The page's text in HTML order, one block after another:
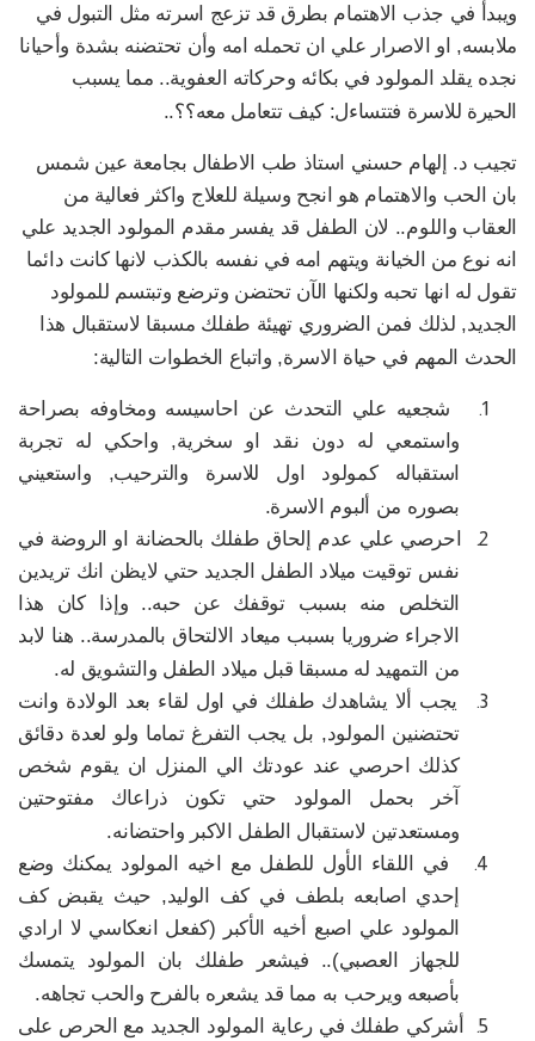
ويبدأ في جذب الاهتمام بطرق قد تزعج اسرته مثل التبول في
ملابسه‏,‏ او الاصرار علي ان تحمله امه وأن تحتضنه بشدة وأحيانا
نجده يقلد المولود في بكائه وحركاته العفوية‏..‏ مما يسبب
الحيرة للاسرة فتتساءل‏:‏ كيف تتعامل معه؟؟‏..‏
تجيب د‏.‏ إلهام حسني استاذ طب الاطفال بجامعة عين شمس
بان الحب والاهتمام هو انجح وسيلة للعلاج واكثر فعالية من
العقاب واللوم‏..‏ لان الطفل قد يفسر مقدم المولود الجديد علي
انه نوع من الخيانة ويتهم امه في نفسه بالكذب لانها كانت دائما
تقول له انها تحبه ولكنها الآن تحتضن وترضع وتبتسم للمولود
الجديد‏,‏ لذلك فمن الضروري تهيئة طفلك مسبقا لاستقبال هذا
الحدث المهم في حياة الاسرة‏,‏ واتباع الخطوات التالية‏:‏ ‏
1.
شجعيه علي التحدث عن احاسيسه ومخاوفه بصراحة
واستمعي له دون نقد او سخرية‏,‏ واحكي له تجربة
استقباله كمولود اول للاسرة والترحيب‏,‏ واستعيني
بصوره من ألبوم الاسرة‏.‏ ‏
2.
احرصي علي عدم إلحاق طفلك بالحضانة او الروضة في
نفس توقيت ميلاد الطفل الجديد حتي لايظن انك تريدين
التخلص منه بسبب توقفك عن حبه‏..‏ وإذا كان هذا
الاجراء ضروريا بسبب ميعاد الالتحاق بالمدرسة‏..‏ هنا لابد
من التمهيد له مسبقا قبل ميلاد الطفل والتشويق له‏.‏
3.
‏يجب ألا يشاهدك طفلك في اول لقاء بعد الولادة وانت
تحتضنين المولود‏,‏ بل يجب التفرغ تماما ولو لعدة دقائق
كذلك احرصي عند عودتك الي المنزل ان يقوم شخص
آخر بحمل المولود حتي تكون ذراعاك مفتوحتين
ومستعدتين لاستقبال الطفل الاكبر واحتضانه‏.‏ ‏
4.
في اللقاء الأول للطفل مع اخيه المولود يمكنك وضع
إحدي اصابعه بلطف في كف الوليد‏,‏ حيث يقبض كف
المولود علي اصبع أخيه الأكبر ‏(‏كفعل انعكاسي لا ارادي
للجهاز العصبي‏)..‏ فيشعر طفلك بان المولود يتمسك
بأصبعه ويرحب به مما قد يشعره بالفرح والحب تجاهه‏.‏ ‏
5.
أشركي طفلك في رعاية المولود الجديد مع الحرص على